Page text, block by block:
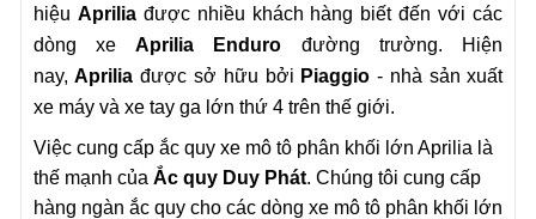
hiệu Apriliađược nhiều khách hàng biết đến với các
dòng xeAprilia Enduro đường trường. Hiện
nay,Aprilia được sở hữu bởi Piaggio - nhà sản xuất
xe máy và xe tay ga lớn thứ 4 trên thế giới.
Việc cung cấp ắc quy xe mô tô phân khối lớn Aprilia là
thế mạnh của Ắc quy Duy Phát. Chúng tôi cung cấp
hàng ngàn ắc quy cho các dòng xe mô tô phân khối lớn